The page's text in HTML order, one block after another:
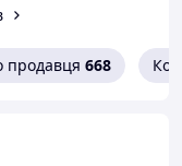
продавця 668